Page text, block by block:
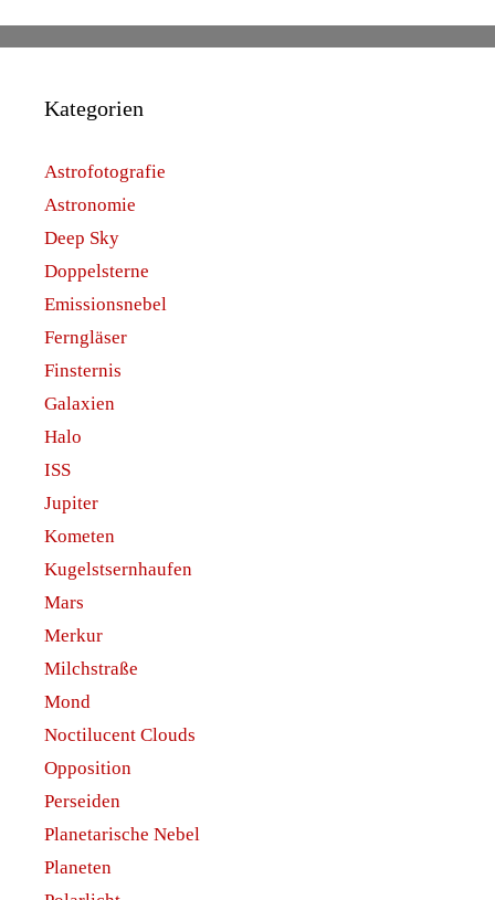
Kategorien
Astrofotografie
Astronomie
Deep Sky
Doppelsterne
Emissionsnebel
Ferngläser
Finsternis
Galaxien
Halo
ISS
Jupiter
Kometen
Kugelstsernhaufen
Mars
Merkur
Milchstraße
Mond
Noctilucent Clouds
Opposition
Perseiden
Planetarische Nebel
Planeten